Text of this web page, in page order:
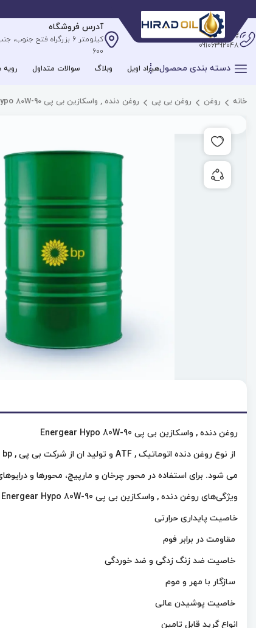
پشتیبانی آنلاین
09106392048
آدرس فروشگاه
600
دسته بندی محصولهیراد اویل وبلاگ سوالات متداول رویه
خانه روغن روغن بی پی روغن دنده , واسکازین بی پی Energear Hypo 80W-90
روغن دنده , واسکازین بی پی Energear Hypo 80W-90
می شود. برای استفاده در محور چرخان و مارپیچ، محورها و
ویژگی‌های روغن دنده , واسکازین بی پی Energear Hypo 80W-90
خاصیت پایداری حرارتی
مقاومت در برابر فوم
خاصیت ضد زنگ زدگی و ضد خوردگی
سازگار با مهر و موم
خاصیت پوشیدن عالی
انواع گرید قابل تامین